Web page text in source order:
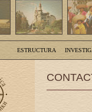
ESTRUCTURA